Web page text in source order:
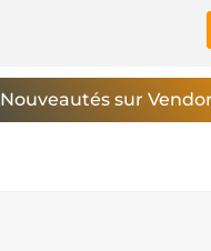
Nouveautés sur